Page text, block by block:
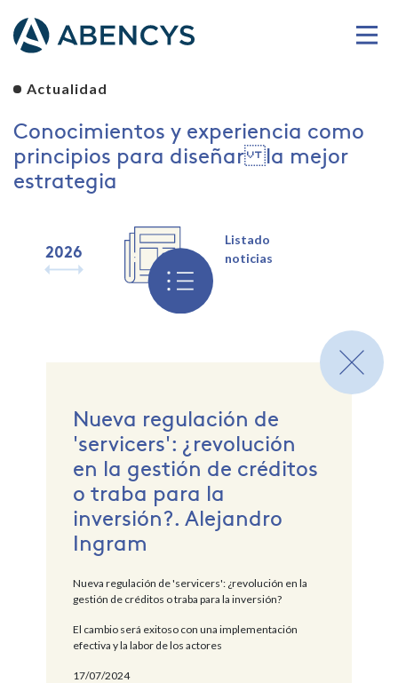
Actualidad
Conocimientos y experiencia como
principios para diseñar la mejor
estrategia
2026 2024 2023 2022 2021
Listado
noticias
Nueva regulación de
'servicers': ¿revolución
en la gestión de créditos
o traba para la
inversión?. Alejandro
Ingram
Nueva regulación de 'servicers': ¿revolución en la
gestión de créditos o traba para la inversión?
El cambio será exitoso con una implementación
efectiva y la labor de los actores
17/07/2024